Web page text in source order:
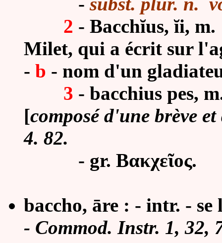
2 - Bacchĭus, ĭi,
Milet, qui a écrit sur
- b - nom d'un
3 - bacchius pes,
[composé d'une brève
4. 82.
- gr. Βακχεῖος.
baccho, āre : - intr. -
- Commod. Instr. 1, 32,